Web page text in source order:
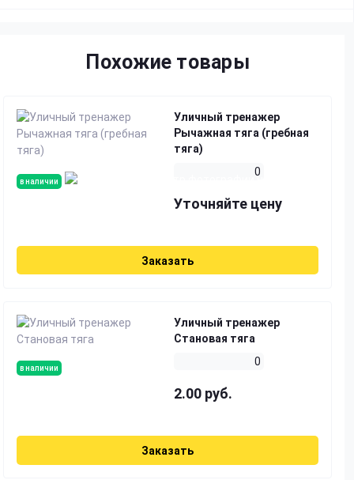
Похожие товары
в наличии
Уличный тренажер
Рычажная тяга (гребная
тяга)
0
Уточняйте цену
Заказать
в наличии
Уличный тренажер
Становая тяга
0
2.00 руб.
Заказать